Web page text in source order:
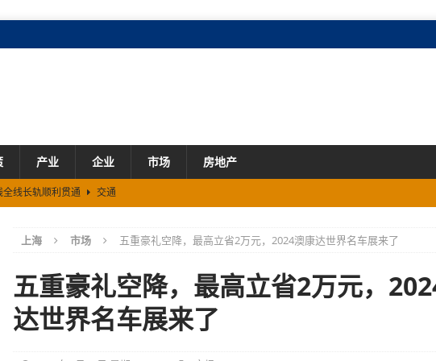
产业 企业 市场 房地产
汤面！东台西溪文旅新落子
半年GDP增6.3% 规上工业总产值增长7.2%
市场
展“十五五”规划发布 梯度培育 促进民企做大做优做强
市场
线长轨顺利贯通 交通
上海 市场 五重豪礼空降，最高立省2万元，2024澳康达世界名车展来了
五重豪礼空降，最高立省2万元，
达世界名车展来了